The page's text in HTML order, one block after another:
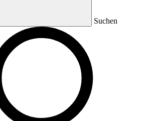
Suchen